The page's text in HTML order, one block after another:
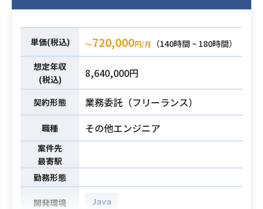
単価(税込) 〜720,000円/月
（140時間 ~ 180時間）
想定年収
(税込)
8,640,000円
契約形態 業務委託（フリーランス）
職種 その他エンジニア
案件先
最寄駅
勤務形態
開発環境 Java